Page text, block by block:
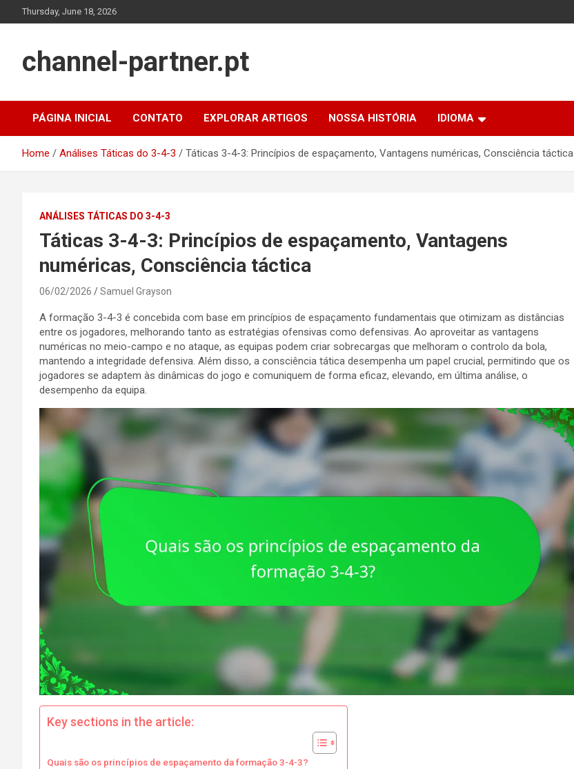
to
Thursday, June 18, 2026
channel-partner.pt
PÁGINA INICIAL CONTATO EXPLORAR ARTIGOS NOSSA HISTÓRIA IDIOMA
Home Análises Táticas do 3-4-3 Táticas 3-4-3: Princípios de espaçamento, Vantagens numéricas, Consciência táctica
ANÁLISES TÁTICAS DO 3-4-3
Táticas 3-4-3: Princípios de espaçamento, Vantagens
numéricas, Consciência táctica
06/02/2026 Samuel Grayson
A formação 3-4-3 é concebida com base em princípios de espaçamento fundamentais que otimizam as distâncias
entre os jogadores, melhorando tanto as estratégias ofensivas como defensivas. Ao aproveitar as vantagens
numéricas no meio-campo e no ataque, as equipas podem criar sobrecargas que melhoram o controlo da bola,
mantendo a integridade defensiva. Além disso, a consciência tática desempenha um papel crucial, permitindo que os
jogadores se adaptem às dinâmicas do jogo e comuniquem de forma eficaz, elevando, em última análise, o
desempenho da equipa.
Key sections in the article:
Quais são os princípios de espaçamento da formação 3-4-3?